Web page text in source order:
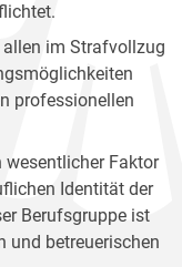
im Strafvollzug
professionellen
Faktor
Identität der
Berufsgruppe ist
und betreuerischen